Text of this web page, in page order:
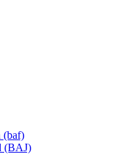
(baf)
(BAJ)